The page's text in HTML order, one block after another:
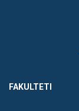
FAKULTETI